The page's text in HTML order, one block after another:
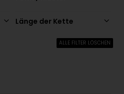
Länge der Kette
ALLE FILTER LÖSCHEN